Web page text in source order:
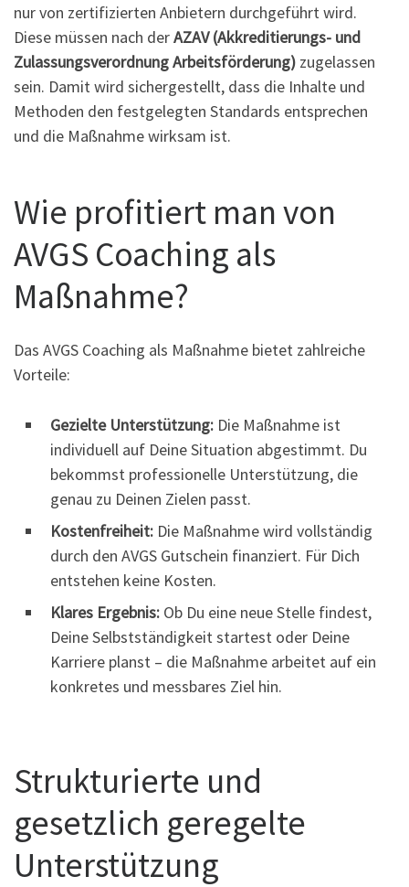
nur von zertifizierten Anbietern durchgeführt wird.
Diese müssen nach derAZAV (Akkreditierungs- und
Zulassungsverordnung Arbeitsförderung) zugelassen
sein. Damit wird sichergestellt, dass die Inhalte und
Methoden den festgelegten Standards entsprechen
und die Maßnahme wirksam ist.
Wie profitiert man von
AVGS Coaching als
Maßnahme?
Das AVGS Coaching als Maßnahme bietet zahlreiche
Vorteile:
Gezielte Unterstützung: Die Maßnahme ist
individuell auf Deine Situation abgestimmt. Du
bekommst professionelle Unterstützung, die
genau zu Deinen Zielen passt.
Kostenfreiheit: Die Maßnahme wird vollständig
durch den AVGS Gutschein finanziert. Für Dich
entstehen keine Kosten.
Klares Ergebnis: Ob Du eine neue Stelle findest,
Deine Selbstständigkeit startest oder Deine
Karriere planst – die Maßnahme arbeitet auf ein
konkretes und messbares Ziel hin.
Strukturierte und
gesetzlich geregelte
Unterstützung